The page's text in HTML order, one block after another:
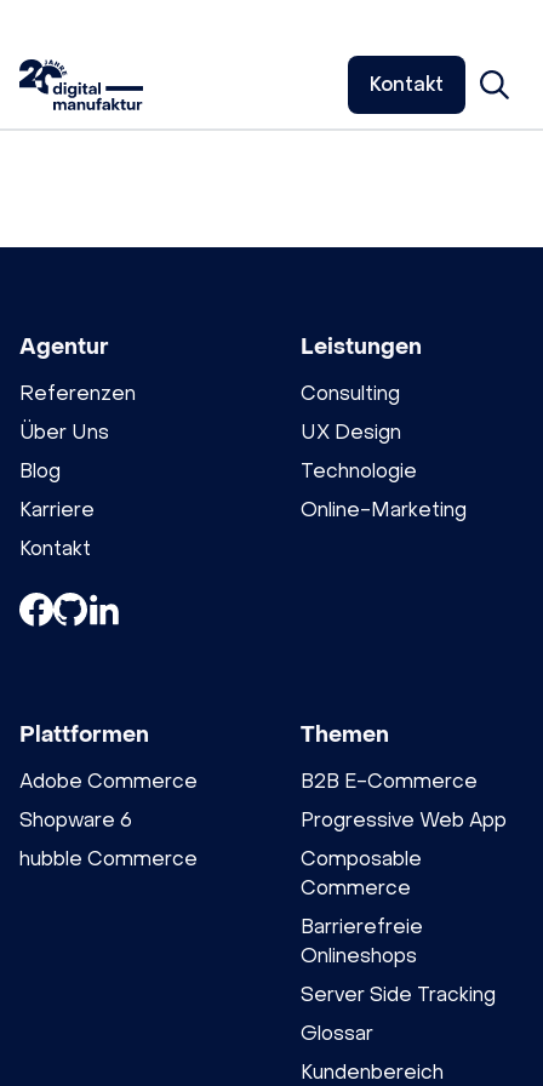
Kontakt
Agentur
Referenzen
Über Uns
Blog
Karriere
Kontakt
Leistungen
Consulting
UX Design
Technologie
Online-Marketing
Plattformen
Adobe Commerce
Shopware 6
hubble Commerce
Themen
B2B E-Commerce
Progressive Web App
Composable
Commerce
Barrierefreie
Onlineshops
Server Side Tracking
Glossar
Kundenbereich